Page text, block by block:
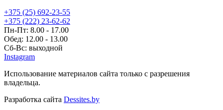
+375 (25) 692-23-55
+375 (222) 23-62-62
Пн-Пт: 8.00 - 17.00
Обед: 12.00 - 13.00
Сб-Вс: выходной
Instagram
Использование материалов сайта только с разрешения
владельца.
Разработка сайта Dessites.by